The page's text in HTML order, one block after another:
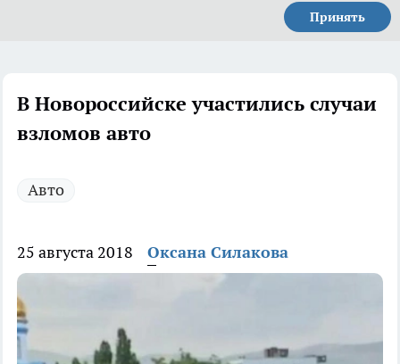
Принять
В Новороссийске участились случаи
взломов авто
Авто
25 августа 2018 Оксана Силакова